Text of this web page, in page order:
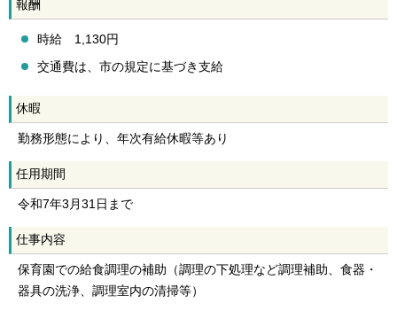
報酬
時給 1,130円
交通費は、市の規定に基づき支給
休暇
勤務形態により、年次有給休暇等あり
任用期間
令和7年3月31日まで
仕事内容
保育園での給食調理の補助（調理の下処理など調理補助、食器・
器具の洗浄、調理室内の清掃等）